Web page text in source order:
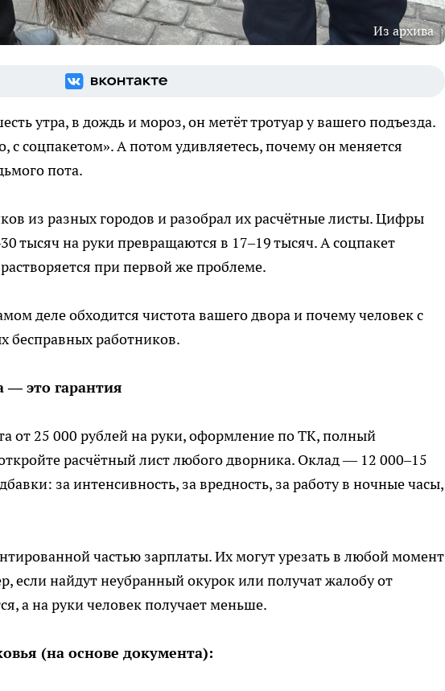
Из архива
утра, в дождь и мороз, он метёт тротуар у вашего подъезда.
с соцпакетом». А потом удивляетесь, почему он меняется
пота.
из разных городов и разобрал их расчётные листы. Цифры
тысяч на руки превращаются в 17–19 тысяч. А соцпакет
при первой же проблеме.
деле обходится чистота вашего двора и почему человек с
бесправных работников.
это гарантия
от 25 000 рублей на руки, оформление по ТК, полный
расчётный лист любого дворника. Оклад — 12 000–15
за интенсивность, за вредность, за работу в ночные часы,
частью зарплаты. Их могут урезать в любой момент
если найдут неубранный окурок или получат жалобу от
а на руки человек получает меньше.
(на основе документа):